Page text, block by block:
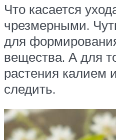
Что касается
чрезмерными.
для
вещества. А для
растения калием
следить.